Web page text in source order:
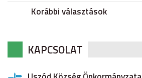
Korábbi választások
KAPCSOLAT